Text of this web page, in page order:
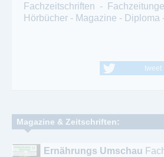
Fachzeitschriften -
Hörbücher - Magazine - Diploma
tweet
Magazine & Zeitschriften:
Ernährungs Umschau